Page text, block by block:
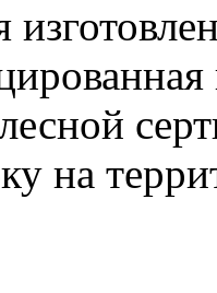
на